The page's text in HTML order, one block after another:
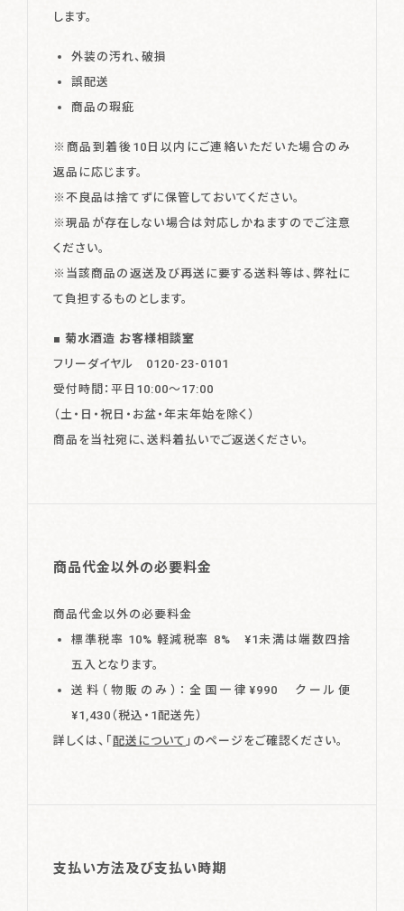
します。
外装の汚れ、破損
誤配送
商品の瑕疵
※商品到着後10日以内にご連絡いただいた場合のみ
返品に応じます。
※不良品は捨てずに保管しておいてください。
※現品が存在しない場合は対応しかねますのでご注意
ください。
※当該商品の返送及び再送に要する送料等は、弊社に
て負担するものとします。
■ 菊水酒造 お客様相談室
フリーダイヤル 0120-23-0101
受付時間：平日10:00～17:00
（土・日・祝日・お盆・年末年始を除く）
商品を当社宛に、送料着払いでご返送ください。
商品代金以外の必要料金
商品代金以外の必要料金
標準税率 10% 軽減税率 8% ¥1未満は端数四捨
五入となります。
送料（物販のみ）：全国一律¥990 クール便
¥1,430（税込・1配送先）
詳しくは、「 配送について 」のページをご確認ください。
支払い方法及び支払い時期